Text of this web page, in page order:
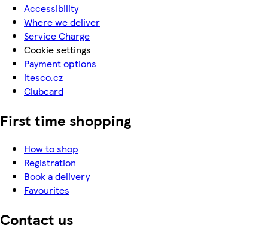
Accessibility
Where we deliver
Service Charge
Cookie settings
Payment options
itesco.cz
Clubcard
First time shopping
How to shop
Registration
Book a delivery
Favourites
Contact us